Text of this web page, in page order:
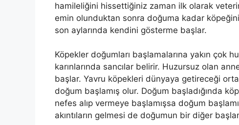
hamileliğini hissettiğiniz zaman ilk olarak
emin olunduktan sonra doğuma kadar
son aylarında kendini gösterme başlar.
Köpekler doğumları başlamalarına yakın çok
karınlarında sancılar belirir. Huzursuz olan
başlar. Yavru köpekleri dünyaya getireceği
doğum başlamış olur. Doğum başladığında
nefes alıp vermeye başlamışsa doğum
akıntıların gelmesi de doğumun bir diğer